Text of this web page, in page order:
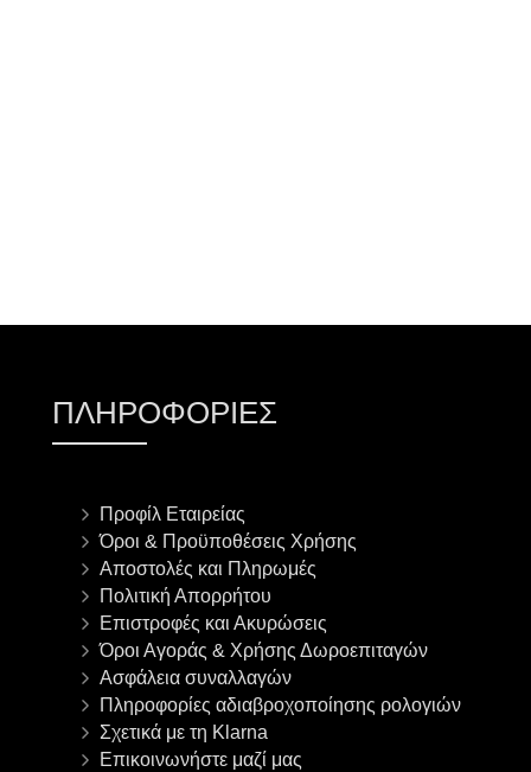
ΠΛΗΡΟΦΟΡΊΕΣ
Προφίλ Εταιρείας
Όροι & Προϋποθέσεις Χρήσης
Αποστολές και Πληρωμές
Πολιτική Απορρήτου
Επιστροφές και Ακυρώσεις
Όροι Αγοράς & Χρήσης Δωροεπιταγών
Ασφάλεια συναλλαγών
Πληροφορίες αδιαβροχοποίησης ρολογιών
Σχετικά με τη Klarna
Επικοινωνήστε μαζί μας